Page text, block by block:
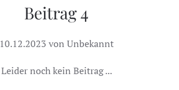
Beitrag 4
10.12.2023 von Unbekannt
Leider noch kein Beitrag ...